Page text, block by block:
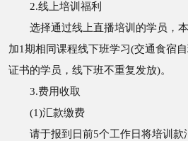
2.线上培训福利
选择通过线上直播培训的学员，本
加1期相同课程线下班学习(交通食宿
证书的学员，线下班不重复发放)。
3.费用收取
(1)汇款缴费
请于报到日前5个工作日将培训款